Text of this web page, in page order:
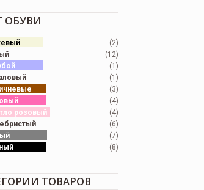
ОБУВИ
(2)
(12)
(1)
(1)
(3)
(4)
розовый
(4)
(6)
(7)
(8)
ТОВАРОВ